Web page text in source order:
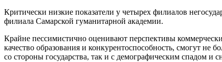
Критически низкие показатели у четырех филиалов
филиала Самарской гуманитарной академии.
Крайне пессимистично оценивают перспективы
качество образования и конкурентоспособность, смогут
со стороны государства, так и с демографическим спадом и